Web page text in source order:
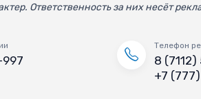
Ответственность за них несёт
997
Телефон
8
+7